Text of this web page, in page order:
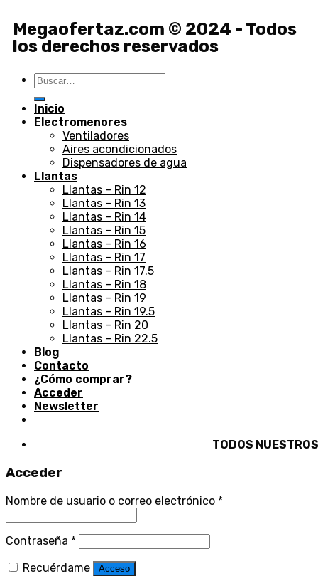
Megaofertaz.com © 2024 - Todos
los derechos reservados
Inicio
Electromenores
Ventiladores
Aires acondicionados
Dispensadores de agua
Llantas
Llantas – Rin 12
Llantas – Rin 13
Llantas – Rin 14
Llantas – Rin 15
Llantas – Rin 16
Llantas – Rin 17
Llantas – Rin 17.5
Llantas – Rin 18
Llantas – Rin 19
Llantas – Rin 19.5
Llantas – Rin 20
Llantas – Rin 22.5
Blog
Contacto
¿Cómo comprar?
Acceder
Newsletter
TODOS NUESTROS
Acceder
Nombre de usuario o correo electrónico *
Contraseña *
Recuérdame
Acceso